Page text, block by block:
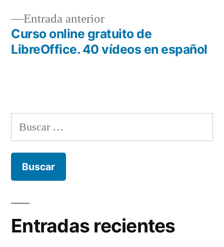
entradas
Entrada anteriorEntrada
anterior:
Curso online gratuito de
LibreOffice. 40 vídeos en español
Buscar:
Entradas recientes